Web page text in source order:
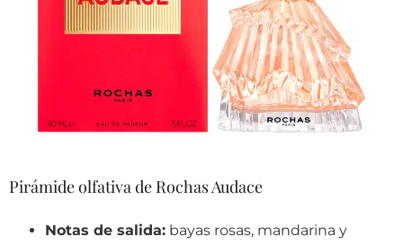
Pirámide olfativa de Rochas Audace
Notas de salida: bayas rosas, mandarina y